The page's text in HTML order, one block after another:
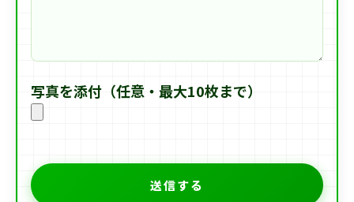
写真を添付（任意・最大10枚まで）